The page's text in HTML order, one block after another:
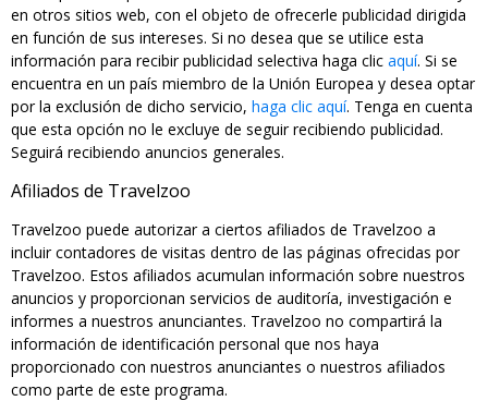
en otros sitios web, con el objeto de ofrecerle publicidad dirigida
en función de sus intereses. Si no desea que se utilice esta
información para recibir publicidad selectiva haga clic aquí. Si se
encuentra en un país miembro de la Unión Europea y desea optar
por la exclusión de dicho servicio, haga clic aquí. Tenga en cuenta
que esta opción no le excluye de seguir recibiendo publicidad.
Seguirá recibiendo anuncios generales.
Afiliados de Travelzoo
Travelzoo puede autorizar a ciertos afiliados de Travelzoo a
incluir contadores de visitas dentro de las páginas ofrecidas por
Travelzoo. Estos afiliados acumulan información sobre nuestros
anuncios y proporcionan servicios de auditoría, investigación e
informes a nuestros anunciantes. Travelzoo no compartirá la
información de identificación personal que nos haya
proporcionado con nuestros anunciantes o nuestros afiliados
como parte de este programa.